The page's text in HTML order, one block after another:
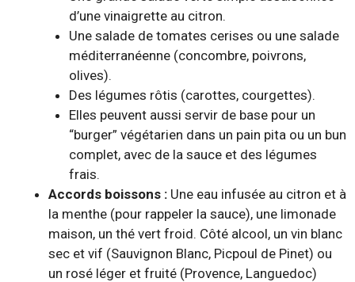
d’une vinaigrette au citron.
Une salade de tomates cerises ou une salade
méditerranéenne (concombre, poivrons,
olives).
Des légumes rôtis (carottes, courgettes).
Elles peuvent aussi servir de base pour un
“burger” végétarien dans un pain pita ou un bun
complet, avec de la sauce et des légumes
frais.
Accords boissons : Une eau infusée au citron et à
la menthe (pour rappeler la sauce), une limonade
maison, un thé vert froid. Côté alcool, un vin blanc
sec et vif (Sauvignon Blanc, Picpoul de Pinet) ou
un rosé léger et fruité (Provence, Languedoc)